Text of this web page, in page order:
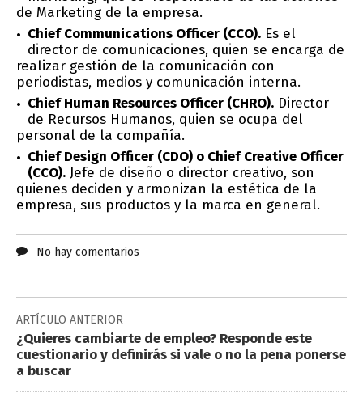
de Marketing de la empresa.
Chief Communications Officer (CCO). Es el
director de comunicaciones, quien se encarga de
realizar gestión de la comunicación con
periodistas, medios y comunicación interna.
Chief Human Resources Officer (CHRO). Director
de Recursos Humanos, quien se ocupa del
personal de la compañía.
Chief Design Officer (CDO) o Chief Creative Officer
(CCO). Jefe de diseño o director creativo, son
quienes deciden y armonizan la estética de la
empresa, sus productos y la marca en general.
No hay comentarios
ARTÍCULO ANTERIOR
¿Quieres cambiarte de empleo? Responde este
cuestionario y definirás si vale o no la pena ponerse
a buscar